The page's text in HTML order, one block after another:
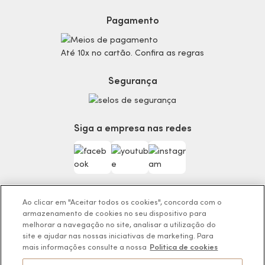
Preferências de Cookies
Consumidor.gov.br
Código de defesa do consumidor
Trocas e Devoluções
Produtos Masculinos
Teste do Tom de Base
Teste da Fragrância Perfeita
Encontre o Presente Ideal!
Beauty Week
Guia da Beleza Eudora
Pagamento
Até 10x no cartão. Confira as regras
Segurança
Siga a empresa nas redes
Os preços da loja online podem variar em relação as lojas físicas e
venda direta.
BOTICÁRIO PRODUTOS DE BELEZA LTDA.
Ao clicar em "Aceitar todos os cookies", concorda com o
armazenamento de cookies no seu dispositivo para
melhorar a navegação no site, analisar a utilização do
site e ajudar nas nossas iniciativas de marketing. Para
mais informações consulte a nossa Politica de cookies